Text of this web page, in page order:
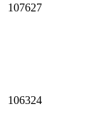
107627
106324